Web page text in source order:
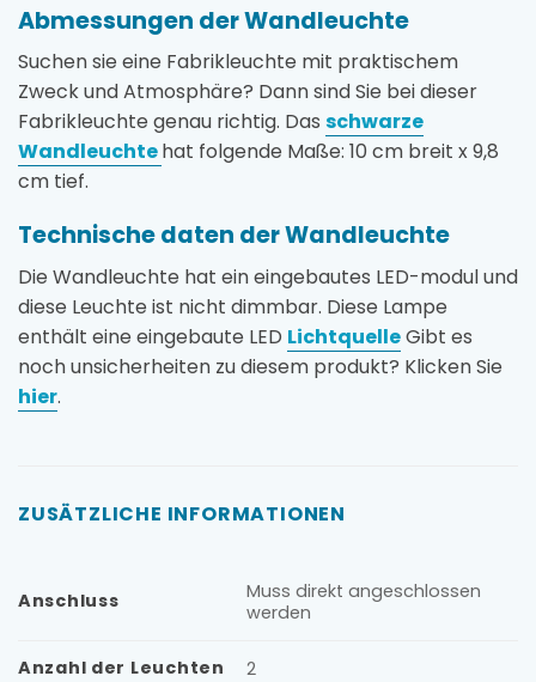
Abmessungen der Wandleuchte
Suchen sie eine Fabrikleuchte mit praktischem
Zweck und Atmosphäre? Dann sind Sie bei dieser
Fabrikleuchte genau richtig. Das schwarze
Wandleuchtehat folgende Maße: 10 cm breit x 9,8
cm tief.
Technische daten der Wandleuchte
Die Wandleuchte hat ein eingebautes LED-modul und
diese Leuchte ist nicht dimmbar. Diese Lampe
enthält eine eingebaute LED LichtquelleGibt es
noch unsicherheiten zu diesem produkt? Klicken Sie
hier.
ZUSÄTZLICHE INFORMATIONEN
Anschluss
Muss direkt angeschlossen
werden
Anzahl der Leuchten 2